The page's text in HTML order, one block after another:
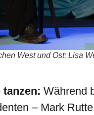
West und Ost: Lisa
Während
– Mark